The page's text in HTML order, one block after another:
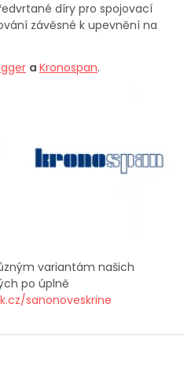
díry pro spojovací
závěsné k upevnění na
a Kronospan.
variantám našich
po úplně
sanonoveskrine